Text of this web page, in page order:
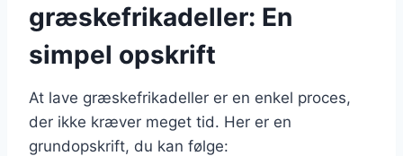
græskefrikadeller: En
simpel opskrift
At lave græskefrikadeller er en enkel proces,
der ikke kræver meget tid. Her er en
grundopskrift, du kan følge: